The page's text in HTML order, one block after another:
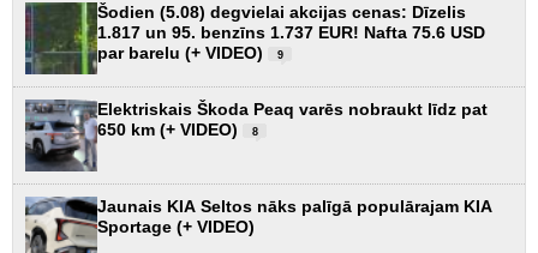
Šodien (5.08) degvielai akcijas cenas: Dīzelis
1.817 un 95. benzīns 1.737 EUR! Nafta 75.6 USD
par barelu (+ VIDEO)
9
Elektriskais Škoda Peaq varēs nobraukt līdz pat
650 km (+ VIDEO)
8
Jaunais KIA Seltos nāks palīgā populārajam KIA
Sportage (+ VIDEO)